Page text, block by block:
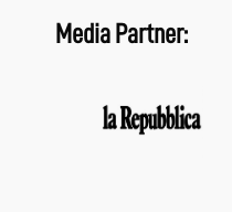
Media Partner: